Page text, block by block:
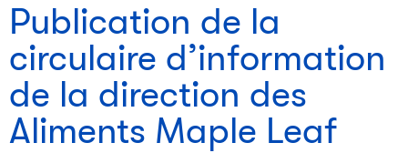
Publication de la
circulaire d’information
de la direction des
Aliments Maple Leaf